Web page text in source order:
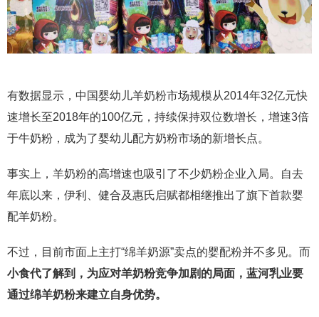
有数据显示，中国婴幼儿羊奶粉市场规模从2014年32亿元快
速增长至2018年的100亿元，持续保持双位数增长，增速3倍
于牛奶粉，成为了婴幼儿配方奶粉市场的新增长点。
事实上，羊奶粉的高增速也吸引了不少奶粉企业入局。自去
年底以来，伊利、健合及惠氏启赋都相继推出了旗下首款婴
配羊奶粉。
不过，目前市面上主打“绵羊奶源”卖点的婴配粉并不多见。而
小食代了解到，为应对羊奶粉竞争加剧的局面，蓝河乳业要
通过绵羊奶粉来建立自身优势。